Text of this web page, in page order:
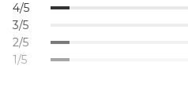
4/5
3/5
2/5
1/5